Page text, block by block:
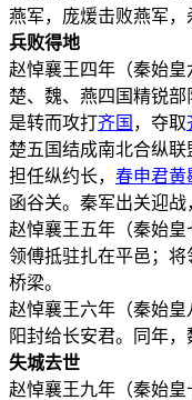
燕军，庞煖击败燕军，
兵败得地
赵悼襄王四年（秦始皇
楚、魏、燕四国精锐
是转而攻打齐国 ，夺取
楚五国结成南北合纵联
担任纵约长， 春申君黄
函谷关。秦军出关迎战
赵悼襄王五年（秦始
领傅抵驻扎在平邑；
桥梁。
赵悼襄王六年（秦始皇
阳封给长安君。同年，
失城去世
赵悼襄王九年（秦始皇